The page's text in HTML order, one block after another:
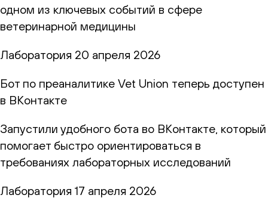
одном из ключевых событий в сфере
ветеринарной медицины
Лаборатория 20 апреля 2026
Бот по преаналитике Vet Union теперь доступен
в ВКонтакте
Запустили удобного бота во ВКонтакте, который
помогает быстро ориентироваться в
требованиях лабораторных исследований
Лаборатория 17 апреля 2026